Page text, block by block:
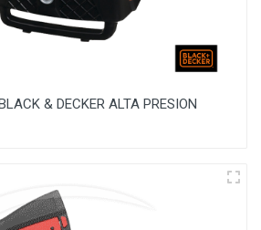
& DECKER ALTA PRESION